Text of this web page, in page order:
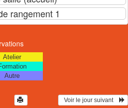
Atelier
Autre
  Voir le jour suivant